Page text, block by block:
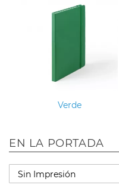
Verde
EN LA PORTADA